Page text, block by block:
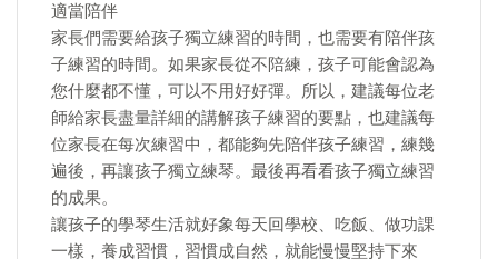
適當陪伴
家長們需要給孩子獨立練習的時間，也需要有陪伴孩
子練習的時間。如果家長從不陪練，孩子可能會認為
您什麼都不懂，可以不用好好彈。所以，建議每位老
師給家長盡量詳細的講解孩子練習的要點，也建議每
位家長在每次練習中，都能夠先陪伴孩子練習，練幾
遍後，再讓孩子獨立練琴。最後再看看孩子獨立練習
的成果。
讓孩子的學琴生活就好象每天回學校、吃飯、做功課
一樣，養成習慣，習慣成自然，就能慢慢堅持下來